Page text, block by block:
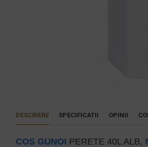
DESCRIERE SPECIFICATII OPINII
COS GUNOI PERETE 40L ALB,